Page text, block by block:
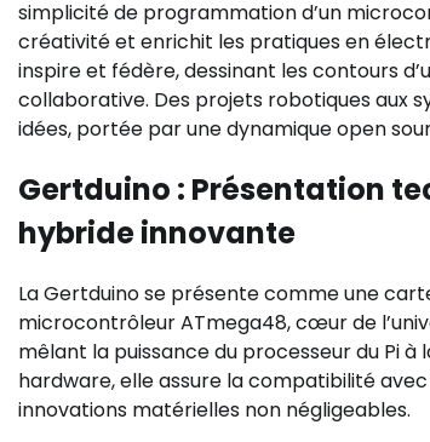
simplicité de programmation d’un
créativité et enrichit les pratiques en
inspire et fédère, dessinant les contours
collaborative. Des projets robotiques aux
idées, portée par une dynamique open
Gertduino : Présentation
hybride innovante
La Gertduino se présente comme une
microcontrôleur ATmega48, cœur de
mêlant la puissance du processeur du Pi
hardware, elle assure la compatibilité
innovations matérielles non négligeables.